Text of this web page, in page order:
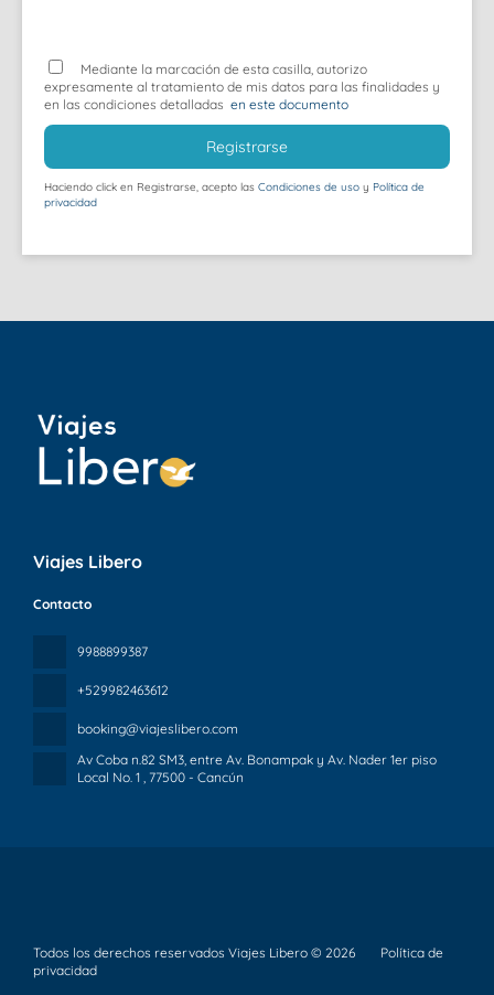
Mediante la marcación de esta casilla, autorizo
expresamente al tratamiento de mis datos para las finalidades y
en las condiciones detalladas en este documento
Registrarse
Haciendo click en Registrarse, acepto las Condiciones de uso y Política de
privacidad
Viajes Libero
Contacto
9988899387
+529982463612
booking@viajeslibero.com
Av Coba n.82 SM3, entre Av. Bonampak y Av. Nader 1er piso
Local No. 1 , 77500 - Cancún
Todos los derechos reservados Viajes Libero © 2026
Política de
privacidad